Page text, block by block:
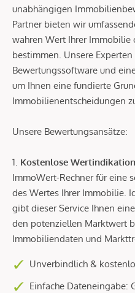
unabhängigen
Partner bieten wir
wahren Wert Ihrer
bestimmen. Unsere
Bewertungssoftware und
um Ihnen eine fundierte
Immobilienentscheidungen
Unsere Bewertungsansätze:
1. Kostenlose Wertindikation
ImmoWert-Rechner für eine
des Wertes Ihrer Immobilie.
gibt dieser Service Ihnen
den potenziellen Marktwert
Immobiliendaten und
Unverbindlich &
Einfache Dateneingabe: